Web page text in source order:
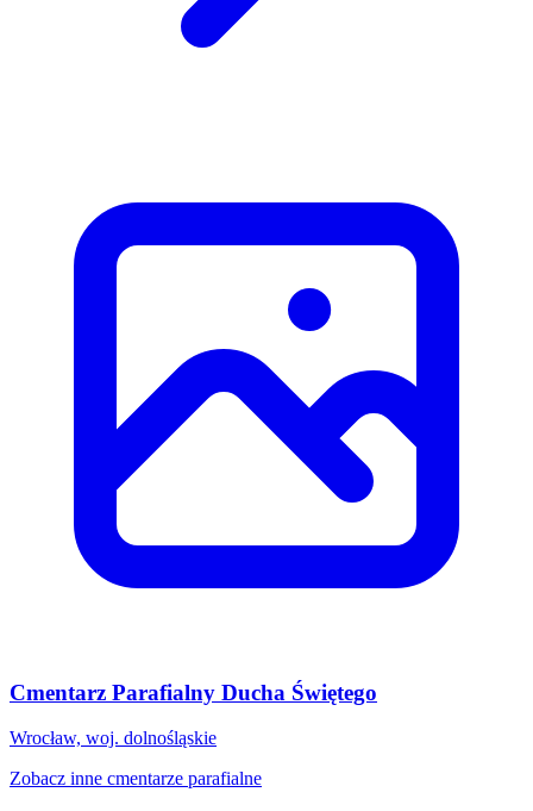
Cmentarz Parafialny Ducha Świętego
Wrocław, woj. dolnośląskie
Zobacz inne cmentarze parafialne